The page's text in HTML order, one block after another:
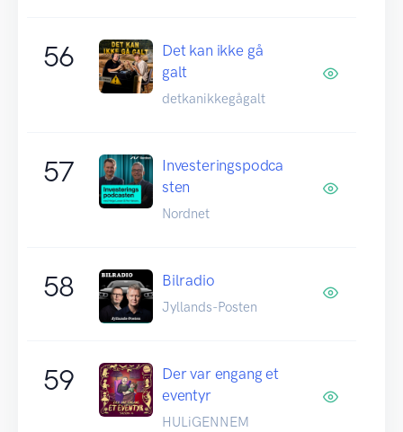
56
Det kan ikke gå
galt
detkanikkegågalt
57
Investeringspodca
sten
Nordnet
58 Bilradio
Jyllands-Posten
59
Der var engang et
eventyr
HULiGENNEM